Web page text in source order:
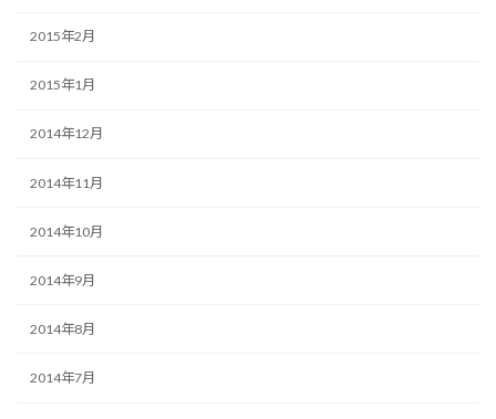
2015年2月
2015年1月
2014年12月
2014年11月
2014年10月
2014年9月
2014年8月
2014年7月